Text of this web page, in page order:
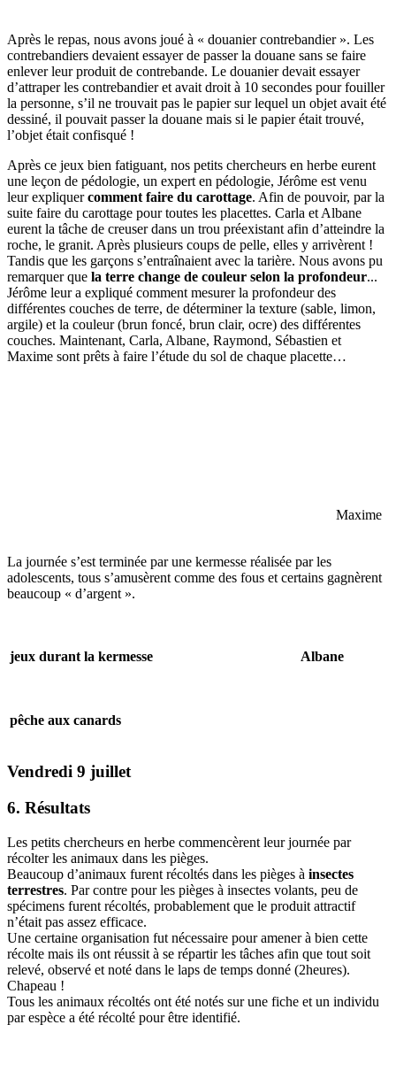
Après le repas, nous avons joué à « douanier contrebandier ». Les
contrebandiers devaient essayer de passer la douane sans se faire
enlever leur produit de contrebande. Le douanier devait essayer
d’attraper les contrebandier et avait droit à 10 secondes pour fouiller
la personne, s’il ne trouvait pas le papier sur lequel un objet avait été
dessiné, il pouvait passer la douane mais si le papier était trouvé,
l’objet était confisqué !
Après ce jeux bien fatiguant, nos petits chercheurs en herbe eurent
une leçon de pédologie, un expert en pédologie, Jérôme est venu
leur expliquercomment faire du carottage. Afin de pouvoir, par la
suite faire du carottage pour toutes les placettes. Carla et Albane
eurent la tâche de creuser dans un trou préexistant afin d’atteindre la
roche, le granit. Après plusieurs coups de pelle, elles y arrivèrent !
Tandis que les garçons s’entraînaient avec la tarière. Nous avons pu
remarquer que la terre change de couleur selon la profondeur...
Jérôme leur a expliqué comment mesurer la profondeur des
différentes couches de terre, de déterminer la texture (sable, limon,
argile) et la couleur (brun foncé, brun clair, ocre) des différentes
couches. Maintenant, Carla, Albane, Raymond, Sébastien et
Maxime sont prêts à faire l’étude du sol de chaque placette…
Maxime
La journée s’est terminée par une kermesse réalisée par les
adolescents, tous s’amusèrent comme des fous et certains gagnèrent
beaucoup « d’argent ».
jeux durant la kermesse Albane
pêche aux canards
Vendredi 9 juillet
6. Résultats
Les petits chercheurs en herbe commencèrent leur journée par
récolter les animaux dans les pièges.
Beaucoup d’animaux furent récoltés dans les pièges à insectes
terrestres. Par contre pour les pièges à insectes volants, peu de
spécimens furent récoltés, probablement que le produit attractif
n’était pas assez efficace.
Une certaine organisation fut nécessaire pour amener à bien cette
récolte mais ils ont réussit à se répartir les tâches afin que tout soit
relevé, observé et noté dans le laps de temps donné (2heures).
Chapeau !
Tous les animaux récoltés ont été notés sur une fiche et un individu
par espèce a été récolté pour être identifié.